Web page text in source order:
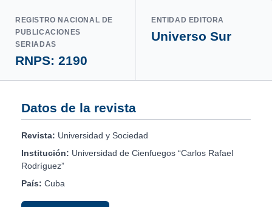
REGISTRO NACIONAL DE
PUBLICACIONES
SERIADAS
RNPS: 2190
ENTIDAD EDITORA
Universo Sur
Datos de la revista
Revista: Universidad y Sociedad
Institución: Universidad de Cienfuegos “Carlos Rafael
Rodríguez”
País: Cuba